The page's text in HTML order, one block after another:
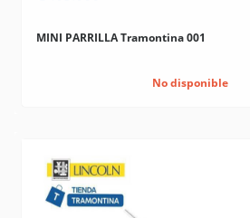
MINI PARRILLA Tramontina 001
No disponible